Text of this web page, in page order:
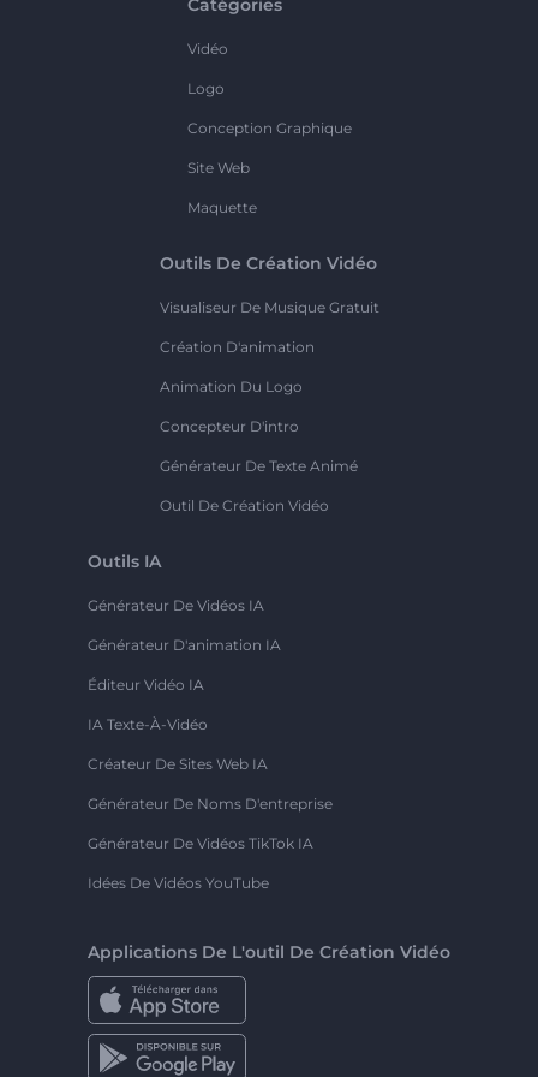
Catégories
Vidéo
Logo
Conception Graphique
Site Web
Maquette
Outils De Création Vidéo
Visualiseur De Musique Gratuit
Création D'animation
Animation Du Logo
Concepteur D'intro
Générateur De Texte Animé
Outil De Création Vidéo
Outils IA
Générateur De Vidéos IA
Générateur D'animation IA
Éditeur Vidéo IA
IA Texte-À-Vidéo
Créateur De Sites Web IA
Générateur De Noms D'entreprise
Générateur De Vidéos TikTok IA
Idées De Vidéos YouTube
Applications De L'outil De Création Vidéo